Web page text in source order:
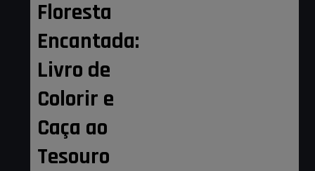
Floresta
Encantada:
Livro de
Colorir e
Caça ao
Tesouro